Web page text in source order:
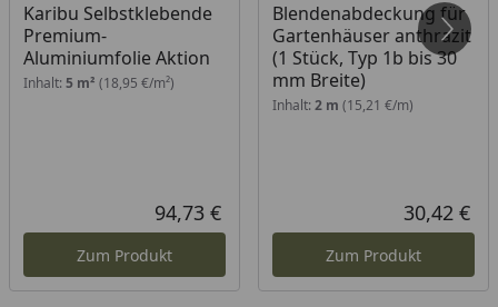
Karibu Selbstklebende
Premium-
Aluminiumfolie Aktion
Inhalt: 5 m² (18,95 €/m²)
Aktueller Preis
94,73 €
Zum Produkt
Blendenabdeckung für
Gartenhäuser anthrazit
(1 Stück, Typ 1b bis 30
mm Breite)
Inhalt: 2 m (15,21 €/m)
30,42 €
Zum Produkt